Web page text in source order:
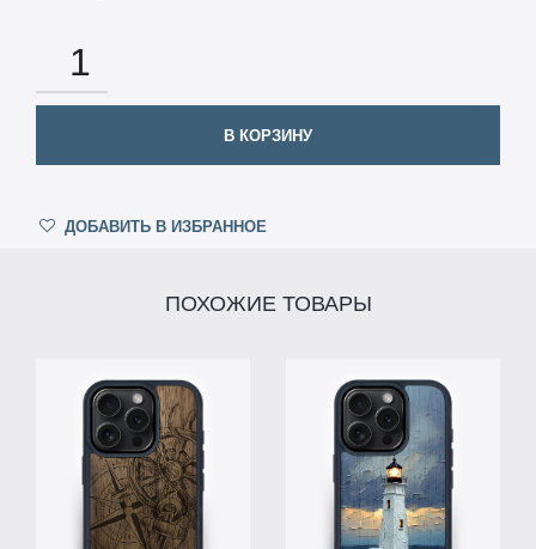
В КОРЗИНУ
ДОБАВИТЬ В ИЗБРАННОЕ
ПОХОЖИЕ ТОВАРЫ